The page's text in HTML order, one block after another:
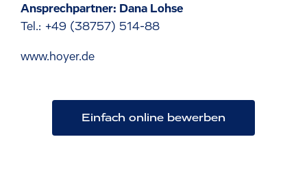
Ansprechpartner: Dana Lohse
Tel.: +49 (38757) 514-88
www.hoyer.de
Einfach online bewerben